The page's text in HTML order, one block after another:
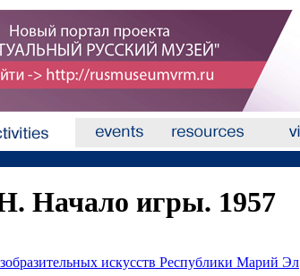
Начало игры. 1957
искусств Республики Марий Эл